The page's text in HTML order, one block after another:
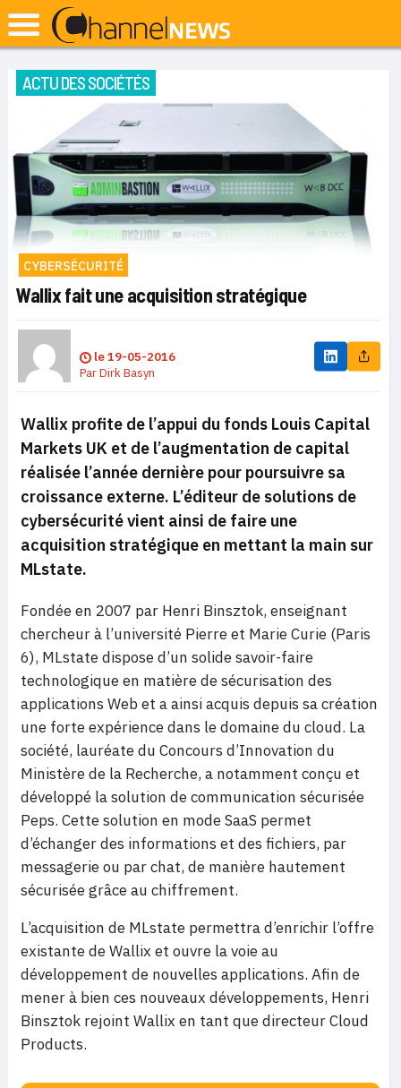
ACTU DES SOCIÉTÉS
CYBERSÉCURITÉ
Wallix fait une acquisition stratégique
le19-05-2016
ParDirk Basyn
Wallix profite de l’appui du fonds Louis Capital
Markets UK et de l’augmentation de capital
réalisée l’année dernière pour poursuivre sa
croissance externe. L’éditeur de solutions de
cybersécurité vient ainsi de faire une
acquisition stratégique en mettant la main sur
MLstate.
Fondée en 2007 par Henri Binsztok, enseignant
chercheur à l’université Pierre et Marie Curie (Paris
6), MLstate dispose d’un solide savoir-faire
technologique en matière de sécurisation des
applications Web et a ainsi acquis depuis sa création
une forte expérience dans le domaine du cloud. La
société, lauréate du Concours d’Innovation du
Ministère de la Recherche, a notamment conçu et
développé la solution de communication sécurisée
Peps. Cette solution en mode SaaS permet
d’échanger des informations et des fichiers, par
messagerie ou par chat, de manière hautement
sécurisée grâce au chiffrement.
L’acquisition de MLstate permettra d’enrichir l’offre
existante de Wallix et ouvre la voie au
développement de nouvelles applications. Afin de
mener à bien ces nouveaux développements, Henri
Binsztok rejoint Wallix en tant que directeur Cloud
Products.